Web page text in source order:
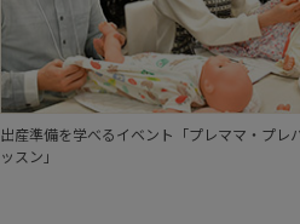
出産準備を学べるイベント「プレママ・プレ
ッスン」